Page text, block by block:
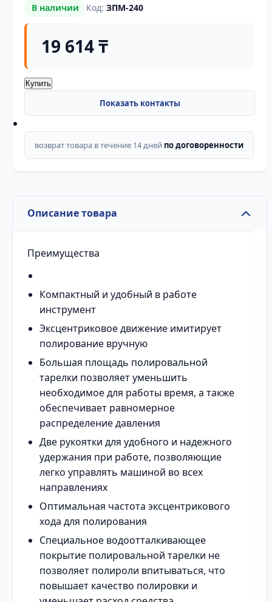
В наличии Код: ЗПМ-240
19 614 ₸
Купить
возврат товара в течение 14 дней по договоренности
Описание товара
Преимущества
Компактный и удобный в работе
инструмент
Эксцентриковое движение имитирует
полирование вручную
Большая площадь полировальной
тарелки позволяет уменьшить
необходимое для работы время, а также
обеспечивает равномерное
распределение давления
Две рукоятки для удобного и надежного
удержания при работе, позволяющие
легко управлять машиной во всех
направлениях
Оптимальная частота эксцентрикового
хода для полирования
Специальное водоотталкивающее
покрытие полировальной тарелки не
позволяет полироли впитываться, что
повышает качество полировки и